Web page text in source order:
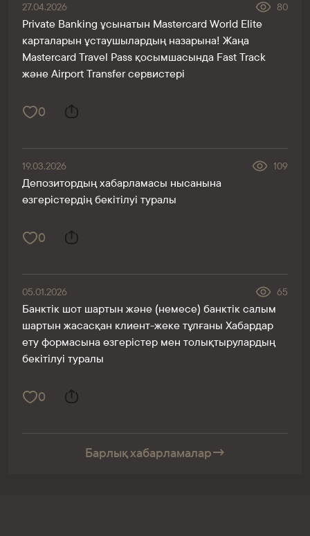
27.04.2026 80
Private Banking ұсынатын Mastercard World Elite
карталарын ұстаушылардың назарына! Жаңа
Mastercard Travel Pass қосымшасында Fast Track
және Airport Transfer сервистері
0
19.03.2026 109
Депозитордың хабарламасы нысанына
өзгерістердің бекітілуі туралы
0
05.01.2026 65
Банктік шот шартын және (немесе) банктік салым
шартын жасасқан клиент-жеке тұлғаны Хабардар
ету формасына өзгерістер мен толықтырулардың
бекітілуі туралы
0
Барлық хабарламалар→